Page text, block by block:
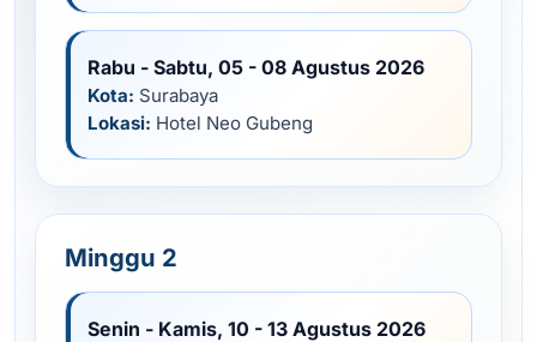
Rabu - Sabtu, 05 - 08 Agustus 2026
Kota: Surabaya
Lokasi: Hotel Neo Gubeng
Minggu 2
Senin - Kamis, 10 - 13 Agustus 2026